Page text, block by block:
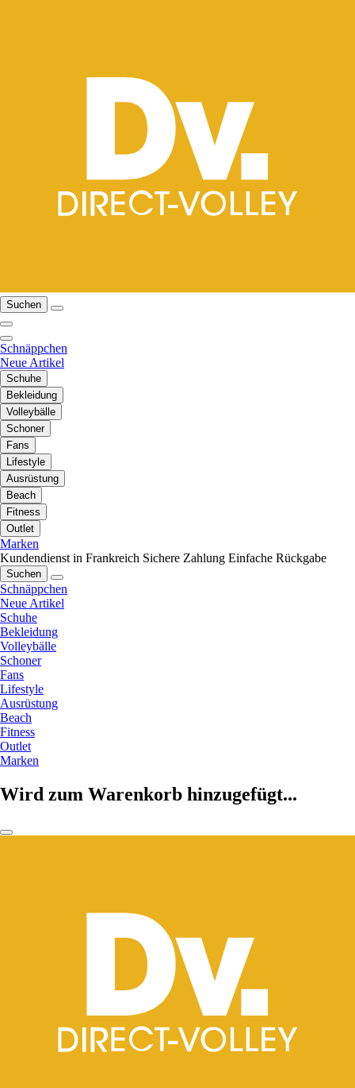
Suchen
Schnäppchen
Neue Artikel
Schuhe
Bekleidung
Volleybälle
Schoner
Fans
Lifestyle
Ausrüstung
Beach
Fitness
Outlet
Marken
Kundendienst in Frankreich Sichere Zahlung Einfache Rückgabe
Suchen
Schnäppchen
Neue Artikel
Schuhe
Bekleidung
Volleybälle
Schoner
Fans
Lifestyle
Ausrüstung
Beach
Fitness
Outlet
Marken
Wird zum Warenkorb hinzugefügt...